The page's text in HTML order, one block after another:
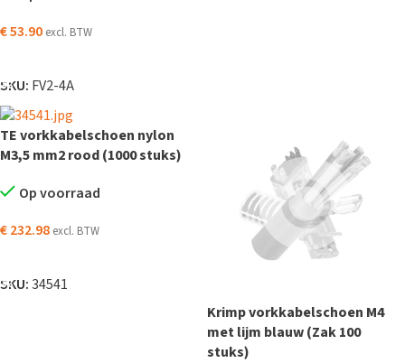
€53.90 excl. BTW
SKU: FV2-4A
TE vorkkabelschoen nylon
M3,5 mm2 rood (1000 stuks)
Op voorraad
€232.98 excl. BTW
SKU:34541
Krimp vorkkabelschoen M4
met lijm blauw (Zak 100
stuks)